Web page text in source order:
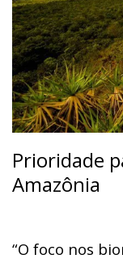
Prioridade
Amazônia
“O foco nos